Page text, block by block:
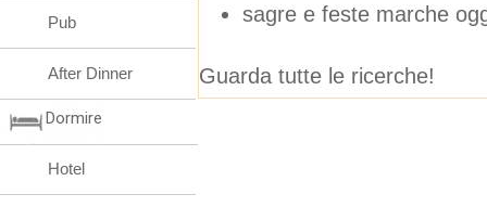
sagre e feste marche
Guarda tutte le ricerche!
Pub
After Dinner
Dormire
Hotel